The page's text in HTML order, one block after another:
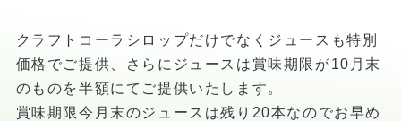
クラフトコーラシロップだけでなくジュースも特別
価格でご提供、さらにジュースは賞味期限が10月末
のものを半額にてご提供いたします。
賞味期限今月末のジュースは残り20本なのでお早め